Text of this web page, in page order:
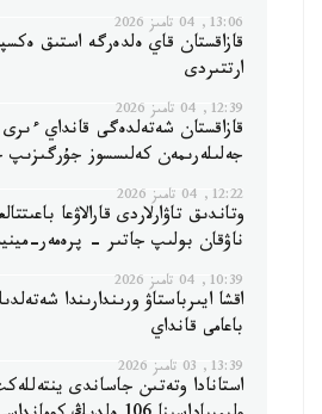
13:06, 04 تامىز 2026
قازاقستان قاي ەلدەرگە استىق
ارتتىردى
12:39, 04 تامىز 2026
قازاقستان شەتەلدەگى قانداي ءىرى
جەلىلەرىمەن كەلىسسوز جۇرگىزىپ
12:22, 04 تامىز 2026
وتاندىق تاۋارلاردى قارالاۋعا
ناۋقان بولىپ جاتىر - پرەمەر-
10:39, 04 تامىز 2026
اقشا ايىرباستاۋ ورىندارىندا
باعامى قانداي
13:39, 03 تامىز 2026
استانادا وتەتىن جاساندى